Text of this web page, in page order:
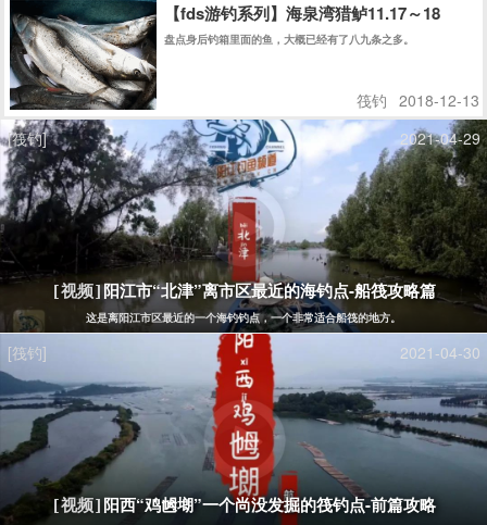
【fds游钓系列】海泉湾猎鲈11.17～18
盘点身后钓箱里面的鱼，大概已经有了八九条之多。
筏钓 2018-12-13
[筏钓]
2021-04-29
[视频]阳江市“北津”离市区最近的海钓点-船筏攻略篇
这是离阳江市区最近的一个海钓钓点，一个非常适合船筏的地方。
[筏钓] 2021-04-30
[视频] 阳西“鸡乸㙟”一个尚没发掘的筏钓点-前篇攻略